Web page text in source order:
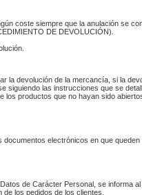
coste siempre que la anulación se
DE DEVOLUCIÓN).
la devolución de la mercancía, si la
siguiendo las instrucciones que se
los productos que no hayan sido
electrónicos en que
de Carácter Personal, se informa
los pedidos de los clientes.